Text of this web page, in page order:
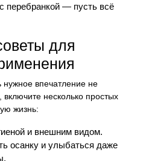
перебранкой — пусть всё
для
нужное впечатление не
несколько простых
жизнь:
и внешним видом.
осанку и улыбаться даже